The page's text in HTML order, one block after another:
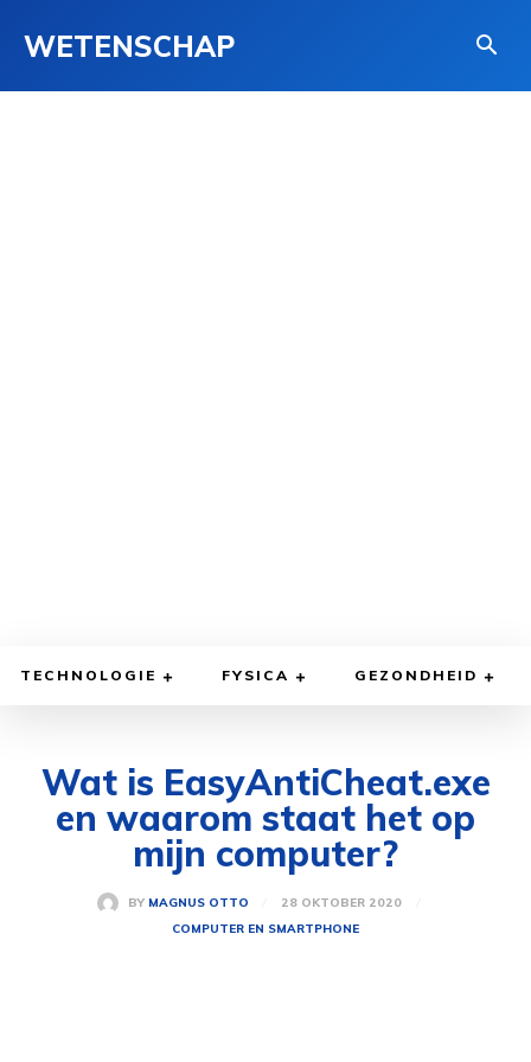
WETENSCHAP
TECHNOLOGIE FYSICA GEZONDHEID
Wat is EasyAntiCheat.exe
en waarom staat het op
mijn computer?
BY MAGNUS OTTO
28 OKTOBER 2020
COMPUTER EN SMARTPHONE